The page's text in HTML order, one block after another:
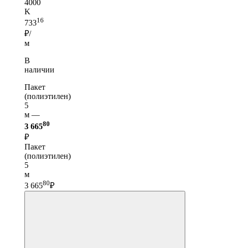
4000
K
73316
₽/
м
В
наличии
Пакет
(полиэтилен)
5
м —
3 66580
₽
Пакет
(полиэтилен)
5
м
3 66580₽